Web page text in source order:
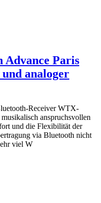
Advance Paris
analoger
Receiver WTX-
anspruchsvollen
und die Flexibilität der
via Bluetooth nicht
viel W